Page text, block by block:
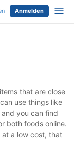
Anmelden
that are close
use things like
you can find
both foods online.
a low cost, that